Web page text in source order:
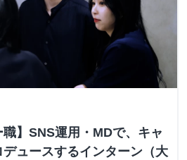
職】SNS運用・MDで、キャ
ュースするインターン（大